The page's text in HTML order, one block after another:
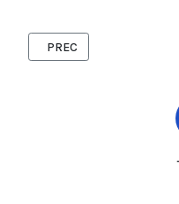
ARTICOLO
PREC